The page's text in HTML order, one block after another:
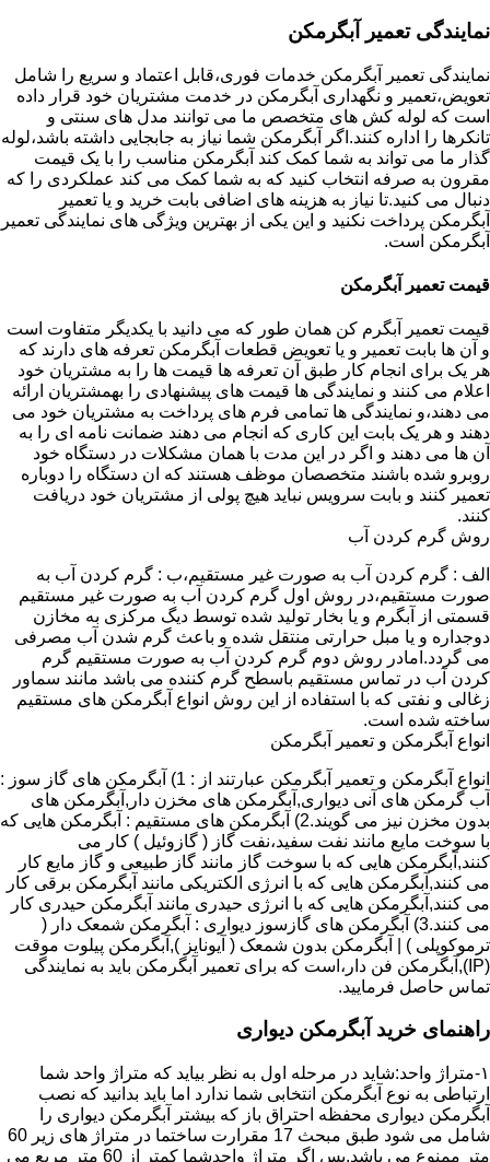
نمایندگی تعمیر آبگرمکن
نمایندگی تعمیر آبگرمکن خدمات فوری،قابل اعتماد و سریع را شامل
تعویض،تعمیر و نگهداری آبگرمکن در خدمت مشتریان خود قرار داده
است که لوله کش های متخصص ما می توانند مدل های سنتی و
تانکرها را اداره کنند.اگر آبگرمکن شما نیاز به جابجایی داشته باشد،لوله
گذار ما می تواند به شما کمک کند آبگرمکن مناسب را با یک قیمت
مقرون به صرفه انتخاب کنید که به شما کمک می کند عملکردی را که
دنبال می کنید.تا نیاز به هزینه های اضافی بابت خرید و یا تعمیر
آبگرمکن پرداخت نکنید و این یکی از بهترین ویژگی های نمایندگی تعمیر
آبگرمکن است.
قیمت تعمیر آبگرمکن
قیمت تعمیر آبگرم کن همان طور که می دانید با یکدیگر متفاوت است
و آن ها بابت تعمیر و یا تعویض قطعات آبگرمکن تعرفه های دارند که
هر یک برای انجام کار طبق آن تعرفه ها قیمت ها را به مشتریان خود
اعلام می کنند و نمایندگی ها قیمت های پیشنهادی را بهمشتریان ارائه
می دهند،و نمایندگی ها تمامی فرم های پرداخت به مشتریان خود می
دهند و هر یک بابت این کاری که انجام می دهند ضمانت نامه ای را به
آن ها می دهند و اگر در این مدت با همان مشکلات در دستگاه خود
روبرو شده باشند متخصصان موظف هستند که ان دستگاه را دوباره
تعمیر کنند و بابت سرویس نباید هیچ پولی از مشتریان خود دریافت
کنند.
روش گرم کردن آب
الف : گرم کردن آب به صورت غیر مستقیم،ب : گرم کردن آب به
صورت مستقیم،در روش اول گرم کردن آب به صورت غیر مستقیم
قسمتی از آبگرم و یا بخار تولید شده توسط دیگ مرکزی به مخازن
دوجداره و یا مبل حرارتی منتقل شده و باعث گرم شدن آب مصرفی
می گردد.امادر روش دوم گرم کردن آب به صورت مستقیم گرم
کردن آب در تماس مستقیم باسطح گرم کننده می باشد مانند سماور
زغالی و نفتی که با استفاده از این روش انواع آبگرمکن های مستقیم
ساخته شده است.
انواع آبگرمکن و تعمیر آبگرمکن
انواع آبگرمکن و تعمیر آبگرمکن عبارتند از : 1) آبگرمکن های گاز سوز :
آب گرمکن های آنی دیواری,آبگرمکن های مخزن دار,آبگرمکن های
بدون مخزن نیز می گویند.2) آبگرمکن های مستقیم : آبگرمکن هایی که
با سوخت مایع مانند نفت سفید،نفت گاز ( گازوئیل ) کار می
کنند,آبگرمکن هایی که با سوخت گاز مانند گاز طبیعی و گاز مایع کار
می کنند,آبگرمکن هایی که با انرژی الکتریکی مانند آبگرمکن برقی کار
می کنند,آبگرمکن هایی که با انرژی حیدری مانند آبگرمکن حیدری کار
می کنند.3) آبگرمکن های گازسوز دیواری : آبگرمکن شمعک دار (
ترموکوپلی ) | آبگرمکن بدون شمعک ( آیونایز ),آبگرمکن پیلوت موقت
(IP),آبگرمکن فن دار،است که برای تعمیر آبگرمکن باید به نمایندگی
تماس حاصل فرمایید.
راهنمای خرید آبگرمکن دیواری
۱-متراژ واحد:شاید در مرحله اول به نظر بیاید که متراژ واحد شما
ارتباطی به نوع آبگرمکن انتخابی شما ندارد اما باید بدانید که نصب
آبگرمکن دیواری محفظه احتراق باز که بیشتر آبگرمکن دیواری را
شامل می شود طبق مبحث 17 مقرارت ساختما در متراژ های زیر 60
متر ممنوع می باشد.پس اگر متراژ واحدشما کمتر از 60 متر مربع می